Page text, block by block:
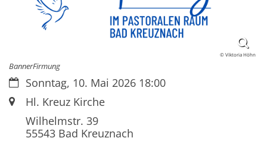
© Viktoria Höhn
BannerFirmung
Datum:Sonntag, 10. Mai 2026 18:00
Ort:Hl. Kreuz Kirche
Wilhelmstr. 39
55543Bad Kreuznach